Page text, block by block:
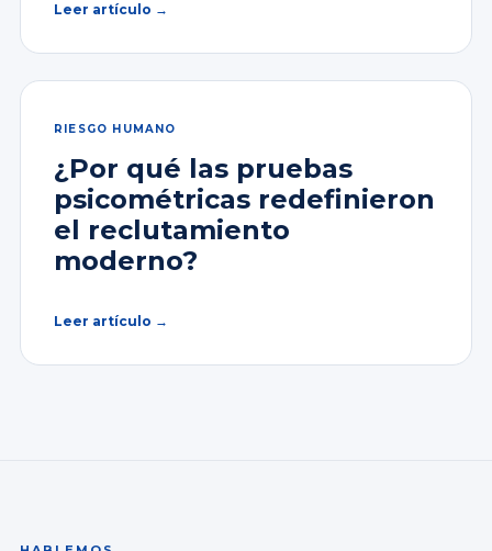
Leer artículo →
RIESGO HUMANO
¿Por qué las pruebas
psicométricas redefinieron
el reclutamiento
moderno?
Leer artículo →